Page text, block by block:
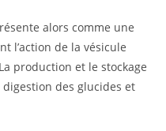
alors comme une
l’action de la vésicule
production et le stockage
des glucides et